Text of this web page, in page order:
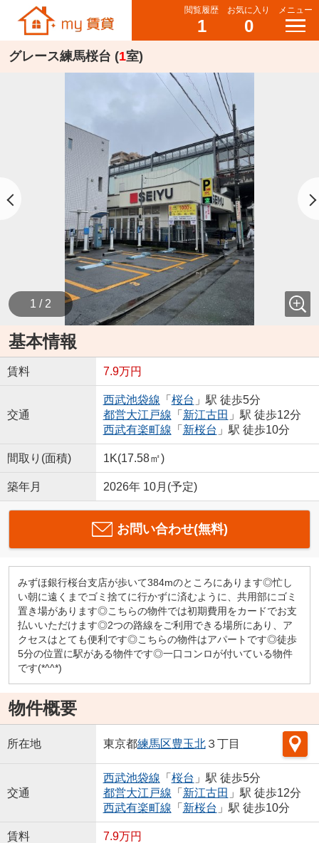
閲覧履歴
1
お気に入り
0
メニュー
グレース練馬桜台 (1室)
1 / 2
基本情報
賃料 7.9万円
交通
西武池袋線 「 桜台 」駅 徒歩5分
都営大江戸線 「 新江古田 」駅 徒歩12分
西武有楽町線 「 新桜台 」駅 徒歩10分
間取り(面積) 1K(17.58㎡)
築年月 2026年 10月(予定)
お問い合わせ(無料)
みずほ銀行桜台支店が歩いて384mのところにあります◎忙し
い朝に遠くまでゴミ捨てに行かずに済むように、共用部にゴミ
置き場があります◎こちらの物件では初期費用をカードでお支
払いいただけます◎2つの路線をご利用できる場所にあり、ア
クセスはとても便利です◎こちらの物件はアパートです◎徒歩
5分の位置に駅がある物件です◎一口コンロが付いている物件
です(*^^*)
物件概要
所在地 東京都練馬区豊玉北３丁目
交通
西武池袋線 「 桜台 」駅 徒歩5分
都営大江戸線 「 新江古田 」駅 徒歩12分
西武有楽町線 「 新桜台 」駅 徒歩10分
賃料 7.9万円